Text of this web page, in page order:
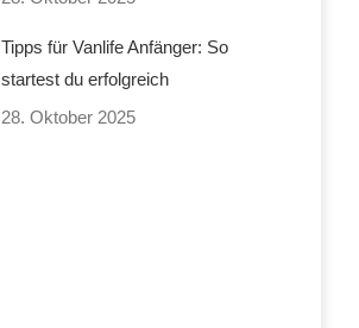
Tipps für Vanlife Anfänger: So
startest du erfolgreich
28. Oktober 2025